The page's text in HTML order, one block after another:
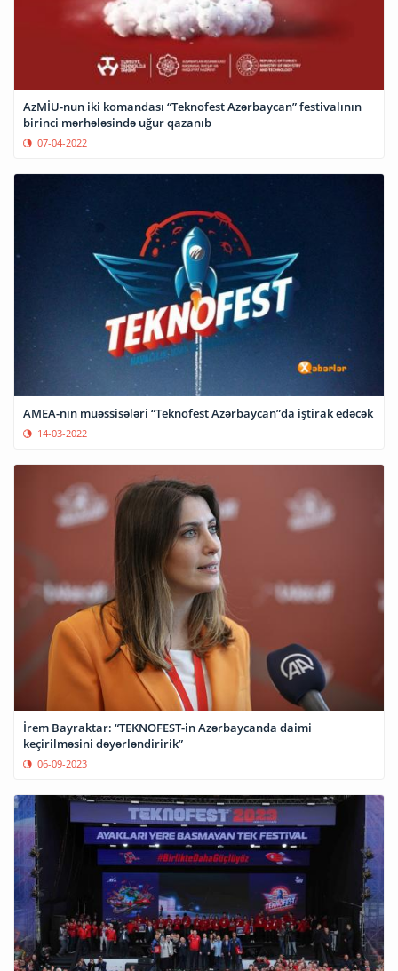
AzMİU-nun iki komandası “Teknofest Azərbaycan” festivalının
birinci mərhələsində uğur qazanıb
07-04-2022
AMEA-nın müəssisələri “Teknofest Azərbaycan”da iştirak edəcək
14-03-2022
İrem Bayraktar: “TEKNOFEST-in Azərbaycanda daimi
keçirilməsini dəyərləndiririk”
06-09-2023